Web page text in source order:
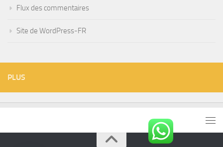
Flux des commentaires
Site de WordPress-FR
PLUS